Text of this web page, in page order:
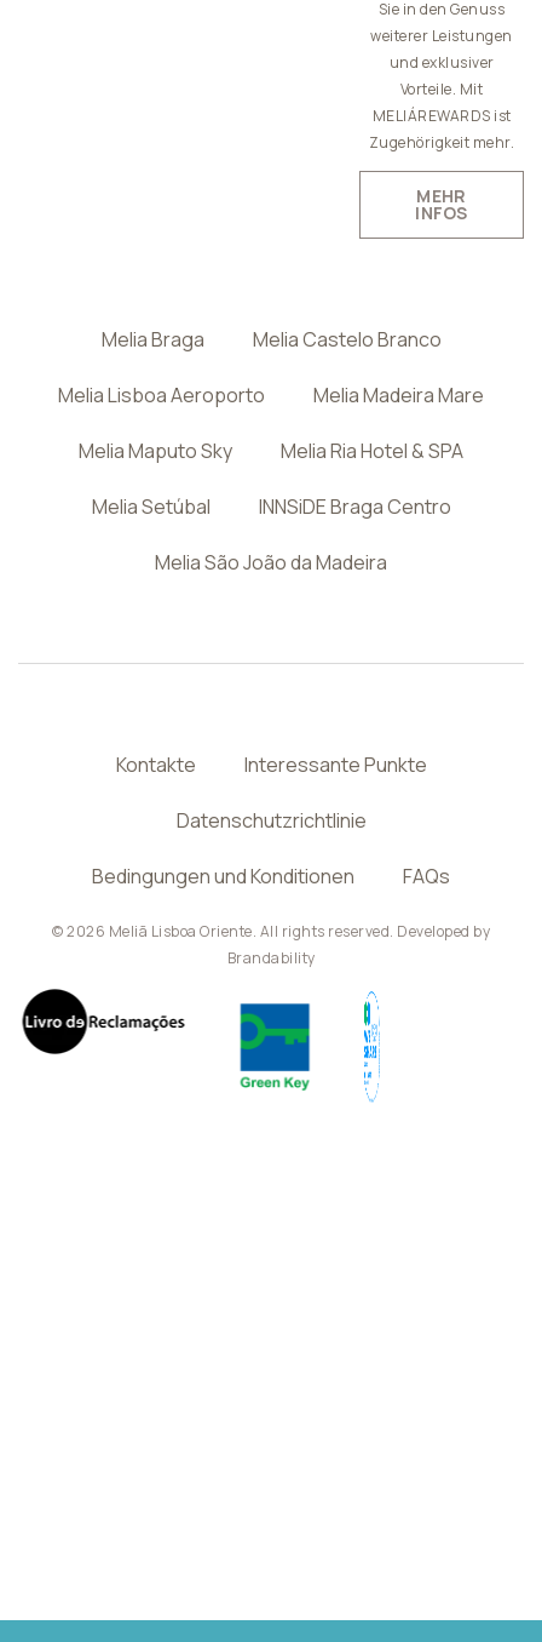
Sie in den Genuss
weiterer Leistungen
und exklusiver
Vorteile. Mit
MELIÁREWARDS ist
Zugehörigkeit mehr.
MEHR
INFOS
Melia Braga Melia Castelo Branco
Melia Lisboa Aeroporto Melia Madeira Mare
Melia Maputo Sky Melia Ria Hotel & SPA
Melia Setúbal INNSiDE Braga Centro
Melia São João da Madeira
Kontakte Interessante Punkte
Datenschutzrichtlinie
Bedingungen und Konditionen FAQs
© 2026 Meliã Lisboa Oriente. All rights reserved. Developed by
Brandability